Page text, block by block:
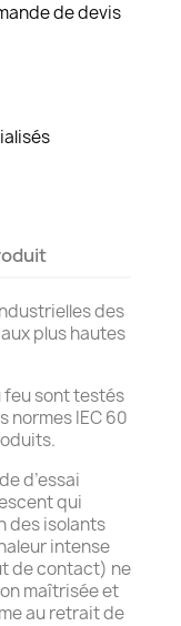
de devis
des
plus hautes
feu sont testés
normes IEC 60
d’essai
qui
des isolants
intense
de contact) ne
maîtrisée et
au retrait de